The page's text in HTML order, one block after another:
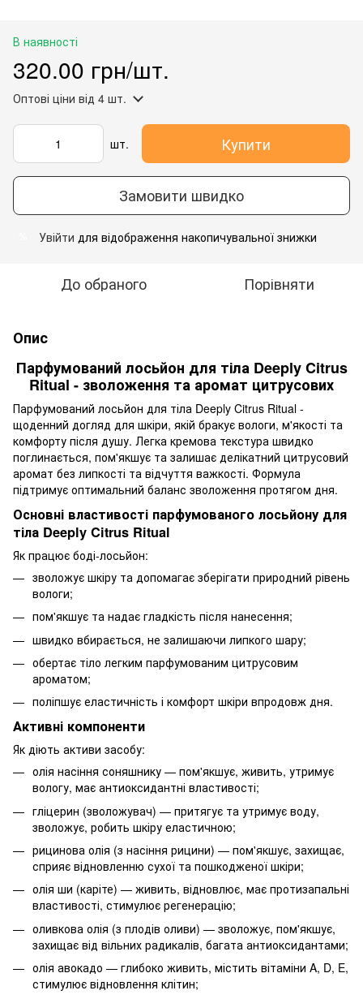
В наявності
320.00 грн/шт.
Оптові ціни від 4 шт.
шт. Купити
Замовити швидко
Увійти для відображення накопичувальної знижки
До обраного Порівняти
Опис
Парфумований лосьйон для тіла Deeply Citrus
Ritual - зволоження та аромат цитрусових
Парфумований лосьйон для тіла Deeply Citrus Ritual -
щоденний догляд для шкіри, якій бракує вологи, м'якості та
комфорту після душу. Легка кремова текстура швидко
поглинається, пом'якшує та залишає делікатний цитрусовий
аромат без липкості та відчуття важкості. Формула
підтримує оптимальний баланс зволоження протягом дня.
Основні властивості парфумованого лосьйону для
тіла Deeply Citrus Ritual
Як працює боді-лосьйон:
зволожує шкіру та допомагає зберігати природний рівень
вологи;
пом'якшує та надає гладкість після нанесення;
швидко вбирається, не залишаючи липкого шару;
обертає тіло легким парфумованим цитрусовим
ароматом;
поліпшує еластичність і комфорт шкіри впродовж дня.
Активні компоненти
Як діють активи засобу:
олія насіння соняшнику — пом'якшує, живить, утримує
вологу, має антиоксидантні властивості;
гліцерин (зволожувач) — притягує та утримує воду,
зволожує, робить шкіру еластичною;
рицинова олія (з насіння рицини) — пом'якшує, захищає,
сприяє відновленню сухої та пошкодженої шкіри;
олія ши (каріте) — живить, відновлює, має протизапальні
властивості, стимулює регенерацію;
оливкова олія (з плодів оливи) — зволожує, пом'якшує,
захищає від вільних радикалів, багата антиоксидантами;
олія авокадо — глибоко живить, містить вітаміни A, D, E,
стимулює відновлення клітин;